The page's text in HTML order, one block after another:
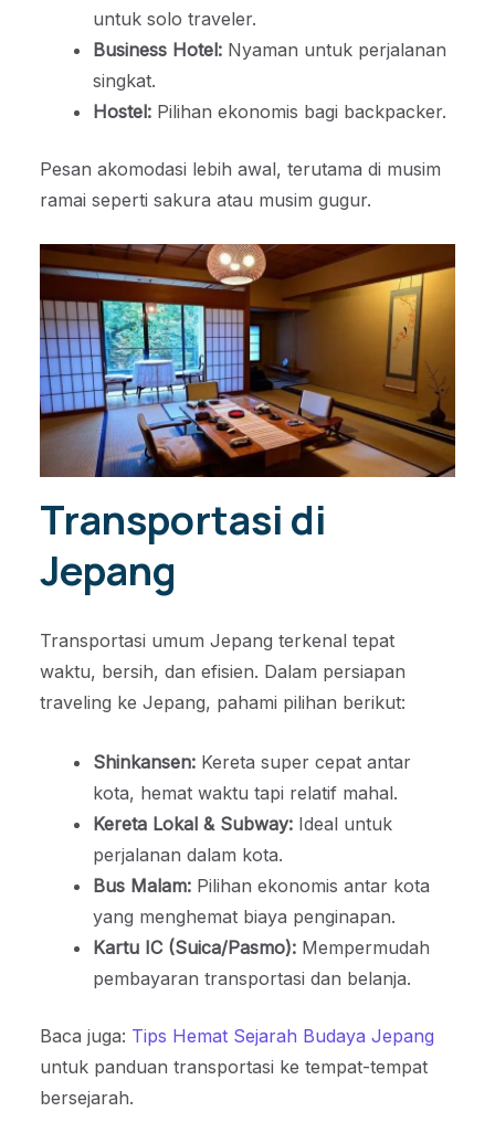
untuk solo traveler.
Business Hotel: Nyaman untuk perjalanan
singkat.
Hostel: Pilihan ekonomis bagi backpacker.
Pesan akomodasi lebih awal, terutama di musim
ramai seperti sakura atau musim gugur.
Transportasi di
Jepang
Transportasi umum Jepang terkenal tepat
waktu, bersih, dan efisien. Dalam persiapan
traveling ke Jepang, pahami pilihan berikut:
Shinkansen: Kereta super cepat antar
kota, hemat waktu tapi relatif mahal.
Kereta Lokal & Subway: Ideal untuk
perjalanan dalam kota.
Bus Malam: Pilihan ekonomis antar kota
yang menghemat biaya penginapan.
Kartu IC (Suica/Pasmo): Mempermudah
pembayaran transportasi dan belanja.
Baca juga: Tips Hemat Sejarah Budaya Jepang
untuk panduan transportasi ke tempat-tempat
bersejarah.